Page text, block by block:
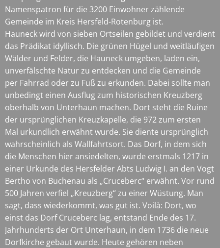
Namenspatron für die 3200 Einwohner zählende
Gemeinde im Kreis Hersfeld-Rotenburg ist.
Hauneck wird von sieben Ortseilen gebildet und verdient
das Prädikat idyllisch. Die grünen Hügel und weitläufigen
Wälder und Felder, die Hauneck umgeben, laden ein,
unverfälschte Natur zu entdecken und die Gemeinde
per Fahrrad oder zu Fuß zu erkunden. Dabei sollte man
unbedingt einen Ausflug zum historischen Kreuzberg
oberhalb von Unterhaun machen. Dort steht die Ruine
der ursprünglichen Kreuzkapelle, die 972 zum ersten
Mal urkundlich erwähnt wurde. Sie diente ursprünglich
wahrscheinlich als Wallfahrtsort. Das Dorf, in dem sich
die Menschen hier ansiedelten, wurde erstmals 1217 in
einer Urkunde des Hersfelder Abts Ludwig I. an den Vogt
Bertho von Buchenau als „Cruceberc“ erwähnt. Vor rund
500 Jahren verfiel „Kreuzberg“ zu einer Wüstung. Man
sagt, dass wiederkommt, was gut ist. Voilà: Dort, wo
einst das Dorf Cruceberc lag, entstand Ende des 17.
Jahrhunderts der Ort Unterhaun, in dem 1736 die neue
Dorfkirche gebaut wurde. Heute gehören neben